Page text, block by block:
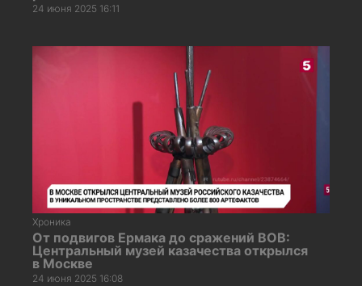
24 июня 2025 16:11
Хроника
От подвигов Ермака до сражений ВОВ:
Центральный музей казачества открылся
в Москве
24 июня 2025 16:08